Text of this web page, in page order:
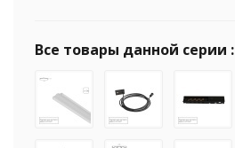
Все товары данной серии :